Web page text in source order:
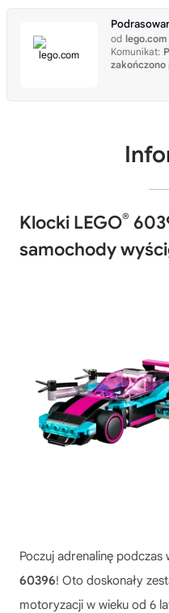
od lego.com
Komunikat:
Klocki LEGO®
samochody
Poczuj adrenalinę podczas
60396! Oto doskonały
motoryzacji w wieku od 6